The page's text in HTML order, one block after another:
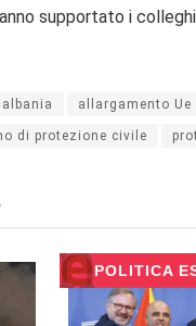
supportato i
albania allargamento Ue
di protezione civile
POLITICA